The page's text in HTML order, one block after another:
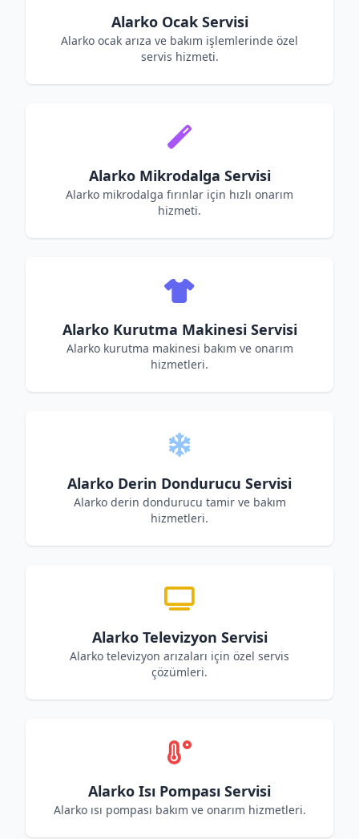
Alarko Ocak Servisi
Alarko ocak arıza ve bakım işlemlerinde özel
servis hizmeti.
Alarko Mikrodalga Servisi
Alarko mikrodalga fırınlar için hızlı onarım
hizmeti.
Alarko Kurutma Makinesi Servisi
Alarko kurutma makinesi bakım ve onarım
hizmetleri.
Alarko Derin Dondurucu Servisi
Alarko derin dondurucu tamir ve bakım
hizmetleri.
Alarko Televizyon Servisi
Alarko televizyon arızaları için özel servis
çözümleri.
Alarko Isı Pompası Servisi
Alarko ısı pompası bakım ve onarım hizmetleri.